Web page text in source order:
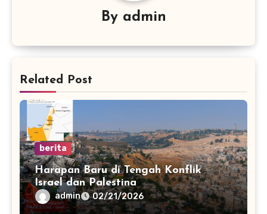
By admin
Related Post
berita
Harapan Baru di Tengah Konflik
Israel dan Palestina
admin 02/21/2026